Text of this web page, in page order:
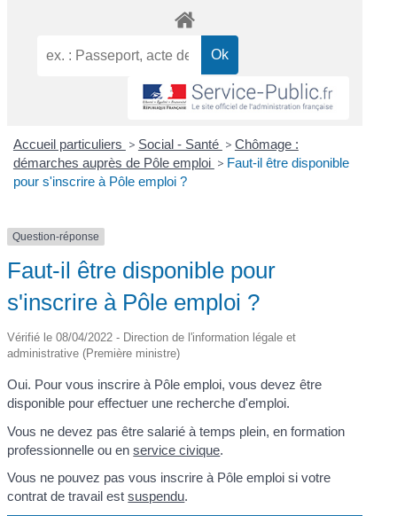
Accueil particuliers > Social - Santé > Chômage :
démarches auprès de Pôle emploi > Faut-il être disponible
pour s'inscrire à Pôle emploi ?
Question-réponse
Faut-il être disponible pour
s'inscrire à Pôle emploi ?
Vérifié le 08/04/2022 - Direction de l'information légale et
administrative (Première ministre)
Oui. Pour vous inscrire à Pôle emploi, vous devez être
disponible pour effectuer une recherche d'emploi.
Vous ne devez pas être salarié à temps plein, en formation
professionnelle ou enservice civique.
Vous ne pouvez pas vous inscrire à Pôle emploi si votre
contrat de travail estsuspendu.